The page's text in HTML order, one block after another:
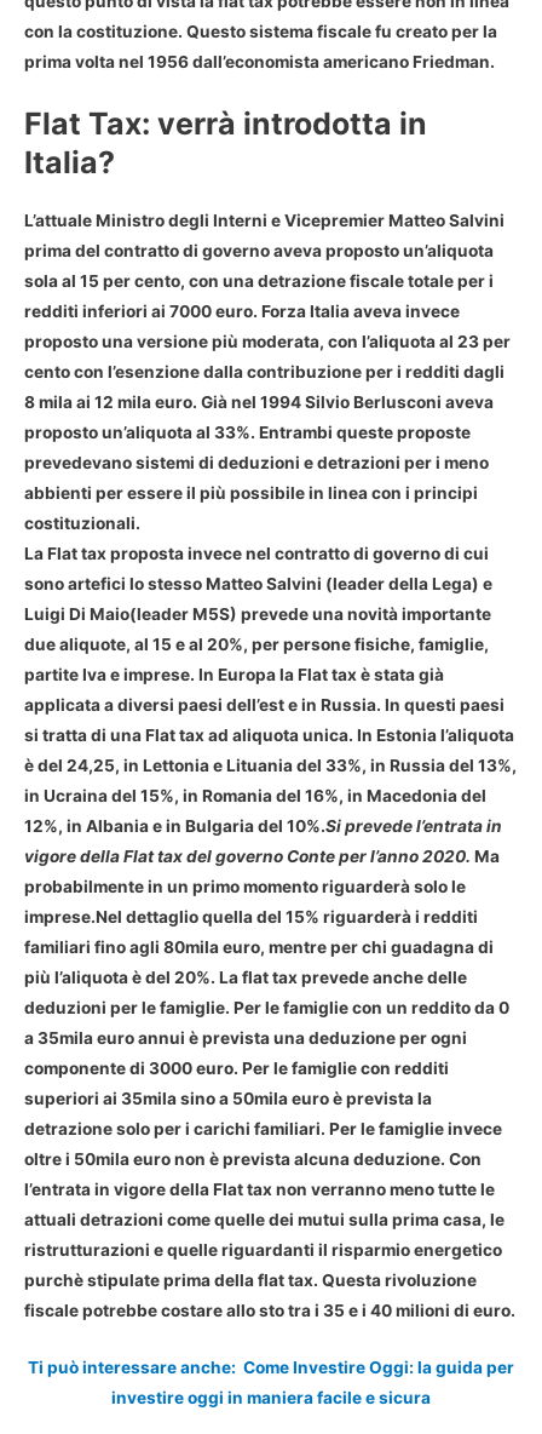
con la costituzione. Questo sistema fiscale fu creato per la
prima volta nel 1956 dall’economista americano Friedman.
Flat Tax: verrà introdotta in
Italia?
L’attuale Ministro degli Interni e VicepremierMatteo Salvini
prima del contratto di governo aveva proposto un’aliquota
sola al 15 per cento, con una detrazione fiscale totale per i
redditi inferiori ai 7000 euro. Forza Italia aveva invece
proposto una versione più moderata, con l’aliquota al 23 per
cento con l’esenzione dalla contribuzione per i redditi dagli
8 mila ai 12 mila euro. Già nel 1994 Silvio Berlusconi aveva
proposto un’aliquota al 33%. Entrambi queste proposte
prevedevano sistemi di deduzioni e detrazioni per i meno
abbienti per essere il più possibile in linea con i principi
costituzionali.
La Flat tax proposta invece nel contratto di governo di cui
sono artefici lo stesso Matteo Salvini (leader della Lega) e
Luigi Di Maio(leader M5S) prevede una novità importante
due aliquote, al 15 e al 20%, per persone fisiche, famiglie,
partite Iva e imprese. In Europa la Flat tax è stata già
applicata a diversi paesi dell’est e in Russia. In questi paesi
si tratta di una Flat tax ad aliquota unica. In Estonia l’aliquota
è del 24,25, in Lettonia e Lituania del 33%, in Russia del 13%,
in Ucraina del 15%, in Romania del 16%, in Macedonia del
12%, in Albania e in Bulgaria del 10%.Si prevede l’entrata in
vigore della Flat tax del governo Conte per l’anno 2020. Ma
probabilmente in un primo momento riguarderà solo le
imprese.Nel dettaglio quella del 15% riguarderà i redditi
familiari fino agli 80mila euro, mentre per chi guadagna di
più l’aliquota è del 20%. La flat tax prevede anche delle
deduzioni per le famiglie. Per le famiglie con un reddito da 0
a 35mila euro annui è prevista una deduzione per ogni
componente di 3000 euro. Per le famiglie con redditi
superiori ai 35mila sino a 50mila euro è prevista la
detrazione solo per i carichi familiari. Per le famiglie invece
oltre i 50mila euro non è prevista alcuna deduzione. Con
l’entrata in vigore della Flat taxnon verranno meno tutte le
attuali detrazioni come quelle dei mutui sulla prima casa, le
ristrutturazioni e quelle riguardanti il risparmio energetico
purchè stipulate prima della flat tax. Questa rivoluzione
fiscale potrebbe costare allo sto tra i 35 e i 40 milioni di euro.
Ti può interessare anche: Come Investire Oggi: la guida per
investire oggi in maniera facile e sicura